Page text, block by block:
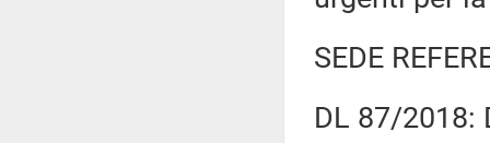
SEDE
DL 87/2018: